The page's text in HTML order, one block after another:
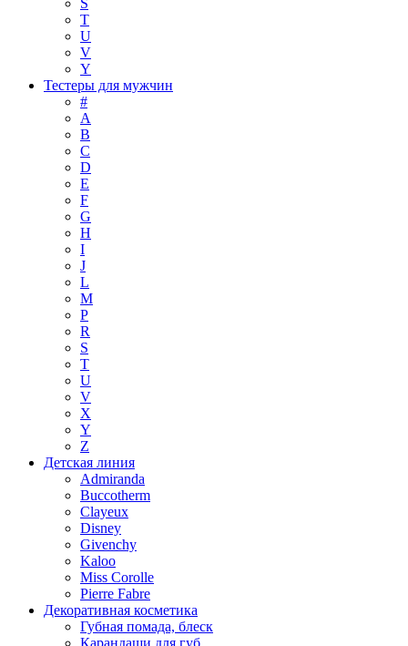
T
U
V
Y
Тестеры для мужчин
#
A
B
C
D
E
F
G
H
I
J
L
M
P
R
S
T
U
V
X
Y
Z
Детская линия
Admiranda
Buccotherm
Clayeux
Disney
Givenchy
Kaloo
Miss Corolle
Pierre Fabre
Декоративная косметика
Губная помада, блеск
Карандаши для губ